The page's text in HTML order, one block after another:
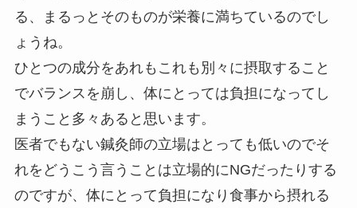
る、まるっとそのものが栄養に満ちているのでし
ょうね。
ひとつの成分をあれもこれも別々に摂取すること
でバランスを崩し、体にとっては負担になってし
まうこと多々あると思います。
医者でもない鍼灸師の立場はとっても低いのでそ
れをどうこう言うことは立場的にNGだったりする
のですが、体にとって負担になり食事から摂れる